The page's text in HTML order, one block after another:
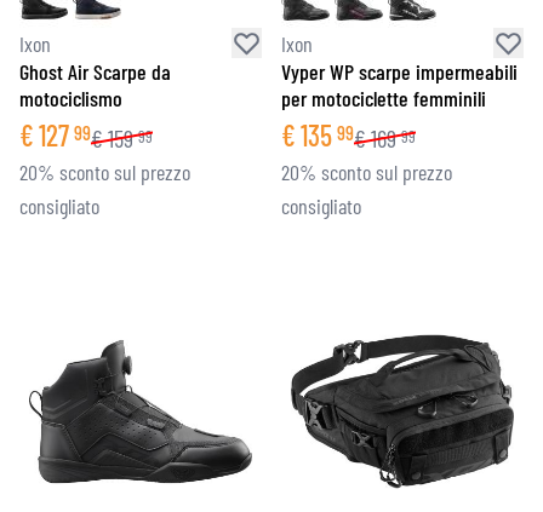
Ixon
Ghost Air Scarpe da
motociclismo
€127 99€159 99
20% sconto sul prezzo
consigliato
Ixon
Vyper WP scarpe impermeabili
per motociclette femminili
€135 99€169 99
20% sconto sul prezzo
consigliato